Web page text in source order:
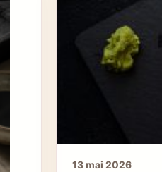
13 mai 2026